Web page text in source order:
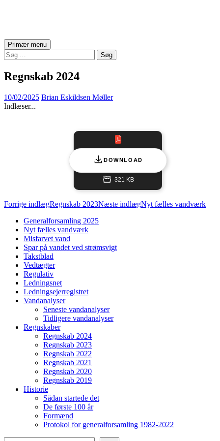
SøgPrimær menu Hop
til
indhold
Søg
efter:
Regnskab 2024
10/02/2025 Brian Eskildsen Møller
Indlæser...
DOWNLOAD
321 KB
Indlægsnavigation
Forrige indlægRegnskab 2023Næste indlægNyt fælles vandværk
Generalforsamling 2025
Nyt fælles vandværk
Misfarvet vand
Spar på vandet ved strømsvigt
Takstblad
Vedtægter
Regulativ
Ledningsnet
Ledningsejerregistret
Vandanalyser
Seneste vandanalyser
Tidligere vandanalyser
Regnskaber
Regnskab 2024
Regnskab 2023
Regnskab 2022
Regnskab 2021
Regnskab 2020
Regnskab 2019
Historie
Sådan startede det
De første 100 år
Formænd
Protokol for generalforsamling 1982-2022